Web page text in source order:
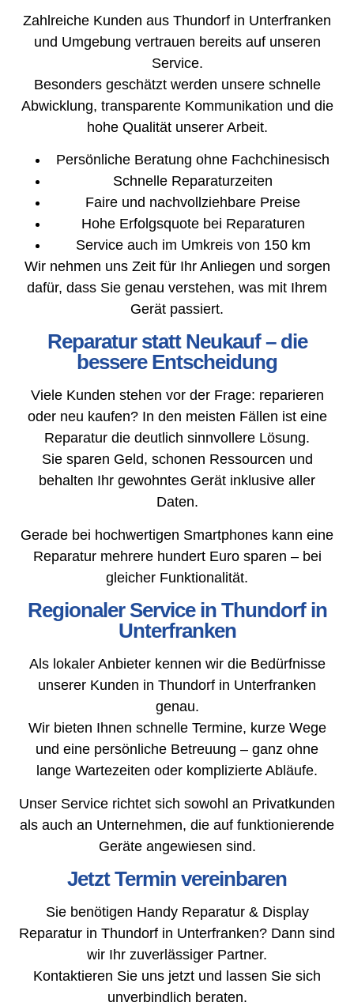
Zahlreiche Kunden aus Thundorf in Unterfranken
und Umgebung vertrauen bereits auf unseren
Service.
Besonders geschätzt werden unsere schnelle
Abwicklung, transparente Kommunikation und die
hohe Qualität unserer Arbeit.
Persönliche Beratung ohne Fachchinesisch
Schnelle Reparaturzeiten
Faire und nachvollziehbare Preise
Hohe Erfolgsquote bei Reparaturen
Service auch im Umkreis von 150 km
Wir nehmen uns Zeit für Ihr Anliegen und sorgen
dafür, dass Sie genau verstehen, was mit Ihrem
Gerät passiert.
Reparatur statt Neukauf – die
bessere Entscheidung
Viele Kunden stehen vor der Frage: reparieren
oder neu kaufen? In den meisten Fällen ist eine
Reparatur die deutlich sinnvollere Lösung.
Sie sparen Geld, schonen Ressourcen und
behalten Ihr gewohntes Gerät inklusive aller
Daten.
Gerade bei hochwertigen Smartphones kann eine
Reparatur mehrere hundert Euro sparen – bei
gleicher Funktionalität.
Regionaler Service in Thundorf in
Unterfranken
Als lokaler Anbieter kennen wir die Bedürfnisse
unserer Kunden in Thundorf in Unterfranken
genau.
Wir bieten Ihnen schnelle Termine, kurze Wege
und eine persönliche Betreuung – ganz ohne
lange Wartezeiten oder komplizierte Abläufe.
Unser Service richtet sich sowohl an Privatkunden
als auch an Unternehmen, die auf funktionierende
Geräte angewiesen sind.
Jetzt Termin vereinbaren
Sie benötigen Handy Reparatur & Display
Reparatur in Thundorf in Unterfranken? Dann sind
wir Ihr zuverlässiger Partner.
Kontaktieren Sie uns jetzt und lassen Sie sich
unverbindlich beraten.